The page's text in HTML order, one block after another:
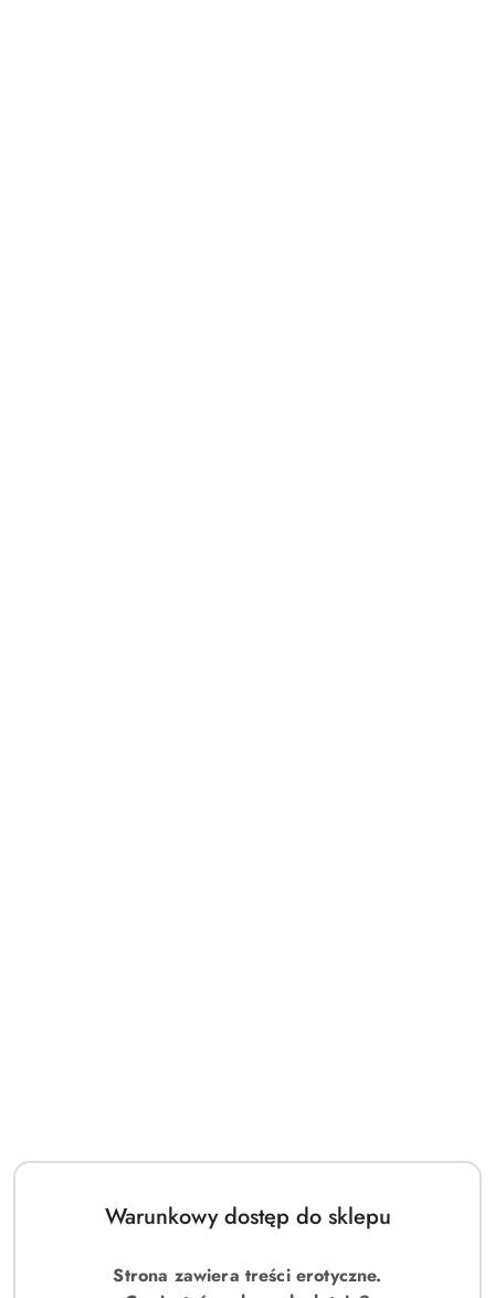
Warunkowy dostęp do sklepu
Strona zawiera treści erotyczne.